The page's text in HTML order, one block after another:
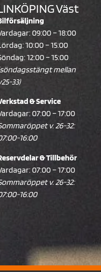
Väst
09:00 – 18:00
10:00 – 15:00
12:00 – 15:00
mellan
33)
& Service
07:00 – 17:00
v. 26-32:
16:00
& Tillbehör
07:00 – 17:00
v. 26-32:
16:00